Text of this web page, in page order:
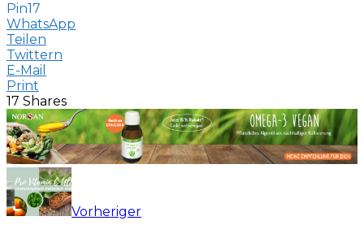
Pin17
WhatsApp
Teilen
Twittern
E-Mail
Print
17 Shares
Vorheriger